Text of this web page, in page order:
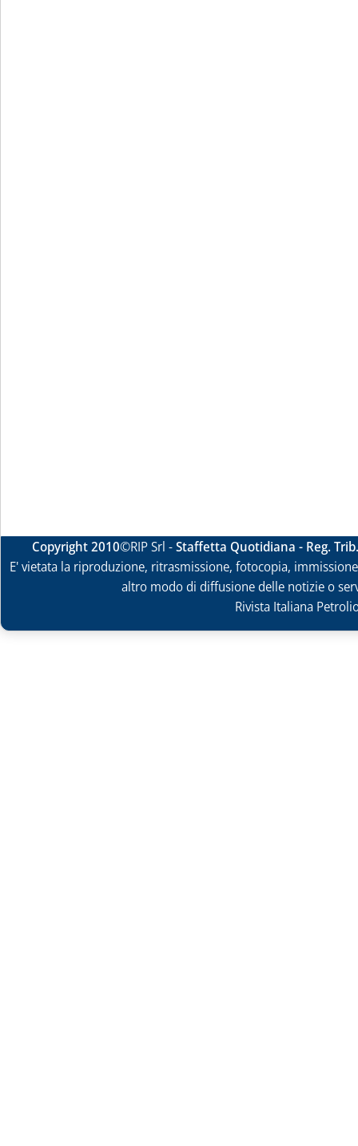
Copyright 2010©RIP Srl -Staffetta Quotidiana - Reg.
E' vietata la riproduzione, ritrasmissione, fotocopia,
altro modo di diffusione delle notizie o
Rivista Italiana